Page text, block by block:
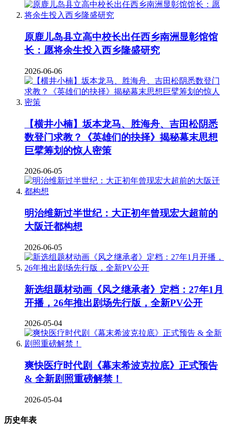
原鹿儿岛县立高中校长出任西乡南洲显彰馆馆
长：愿将余生投入西乡隆盛研究
2026-06-06
【横井小楠】坂本龙马、胜海舟、吉田松阴悉
数登门求教？《英雄们的抉择》揭秘幕末思想
巨擘筹划的惊人密策
2026-06-05
明治维新过半世纪：大正初年曾现宏大超前的
大阪迁都构想
2026-06-05
新选组题材动画《风之继承者》定档：27年1月
开播，26年推出剧场先行版，全新PV公开
2026-05-04
爽快医疗时代剧《幕末希波克拉底》正式预告
& 全新剧照重磅解禁！
2026-05-04
历史年表